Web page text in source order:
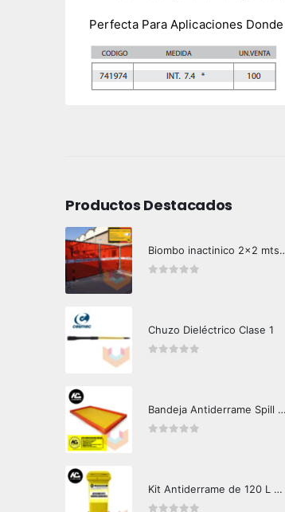
Perfecta Para Aplicaciones
Productos Destacados
Biombo
Chuzo Dieléctrico Clase 1
Bandeja Antiderrame Spill Barrier 346 litros Certificada
Kit Antiderrame de 120 L Hazard Control (Hidrocarburos - Biodegradable)